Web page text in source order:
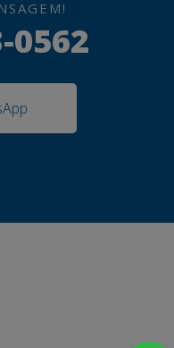
0562